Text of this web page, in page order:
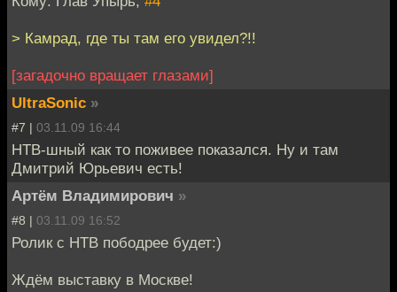
> Камрад, где ты там его увидел?!!
[загадочно вращает глазами]
UltraSonic »
#7 | 03.11.09 16:44
НТВ-шный как то поживее показался. Ну и там
Дмитрий Юрьевич есть!
Артём Владимирович »
#8 | 03.11.09 16:52
Ролик с НТВ пободрее будет:)
Ждём выставку в Москве!